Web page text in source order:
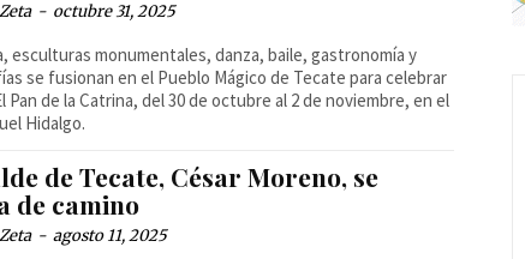
- octubre 31, 2025
esculturas monumentales, danza, baile, gastronomía y
se fusionan en el Pueblo Mágico de Tecate para celebrar
Pan de la Catrina, del 30 de octubre al 2 de noviembre, en el
Hidalgo.
de Tecate, César Moreno, se
de camino
- agosto 11, 2025